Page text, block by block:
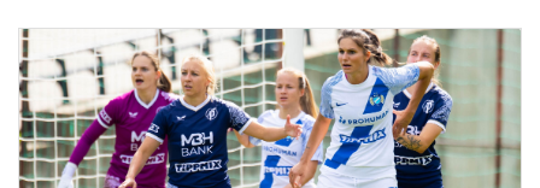
JELENTKEZÉS
KLUB
GALÉRIA